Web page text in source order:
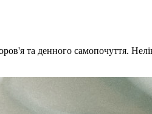
та денного самопочуття.